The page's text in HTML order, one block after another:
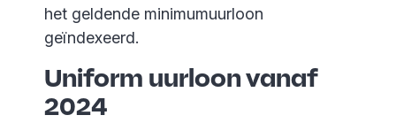
het geldende minimumuurloon
geïndexeerd.
Uniform uurloon vanaf
2024